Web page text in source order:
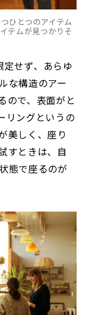
ひとつのアイテム
テムが見つかりそ
せず、あらゆ
な構造のアー
ので、表面がと
リングというの
美しく、座り
すときは、自
態で座るのが